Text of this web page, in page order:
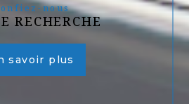
Confiez-nous
RECHERCHE
savoir plus